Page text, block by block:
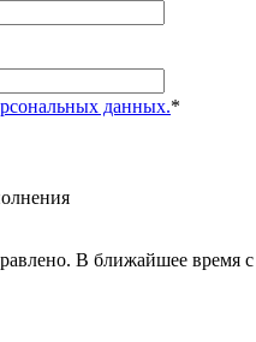
данных.*
В ближайшее время